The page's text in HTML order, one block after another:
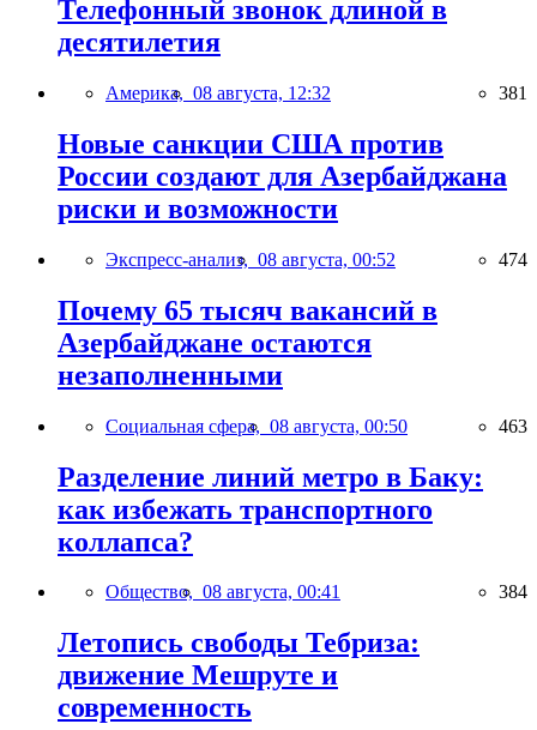
Телефонный звонок длиной в
десятилетия
Америка, 08 августа, 12:32 381
Новые санкции США против
России создают для Азербайджана
риски и возможности
Экспресс-анализ, 08 августа, 00:52 474
Почему 65 тысяч вакансий в
Азербайджане остаются
незаполненными
Социальная сфера, 08 августа, 00:50 463
Разделение линий метро в Баку:
как избежать транспортного
коллапса?
Общество, 08 августа, 00:41 384
Летопись свободы Тебриза:
движение Мешруте и
современность